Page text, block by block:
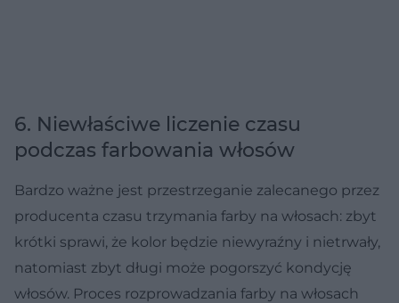
6. Niewłaściwe liczenie czasu
podczas farbowania włosów
Bardzo ważne jest przestrzeganie zalecanego przez
producenta czasu trzymania farby na włosach: zbyt
krótki sprawi, że kolor będzie niewyraźny i nietrwały,
natomiast zbyt długi może pogorszyć kondycję
włosów. Proces rozprowadzania farby na włosach